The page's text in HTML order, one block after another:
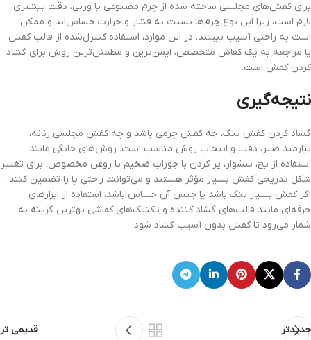
برای کفش‌های مجلسی ساخته شده از چرم مصنوعی یا ورنی، دقت بیشتری
لازم است، زیرا این نوع چرم‌ها نسبت به فشار و حرارت حساس‌اند و ممکن
است به راحتی آسیب ببینند. در این موارد، استفاده کنترل‌شده از قالب کفش
یا مراجعه به یک کفاش متخصص، ایمن‌ترین و مطمئن‌ترین روش برای گشاد
کردن کفش است.
نتیجه‌گیری
گشاد کردن کفش تنگ، چه کفش چرمی باشد و چه کفش مجلسی زنانه،
نیازمند صبر، دقت و انتخاب روش مناسب است. روش‌های خانگی مانند
استفاده از یخ، سشوار، پر کردن با جوراب ضخیم یا روغن مخصوص، برای تغییر
شکل تدریجی کفش بسیار مؤثر هستند و می‌توانند راحتی پا را تضمین کنند.
اگر کفش بسیار تنگ باشد یا جنس آن حساس باشد، استفاده از ابزارهای
حرفه‌ای مانند قالب‌های گشاد کننده و تکنیک‌های کفاشی بهترین گزینه به
شمار می‌رود تا کفش بدون آسیب گشاد شود.
جدیدتر قدیمی تر